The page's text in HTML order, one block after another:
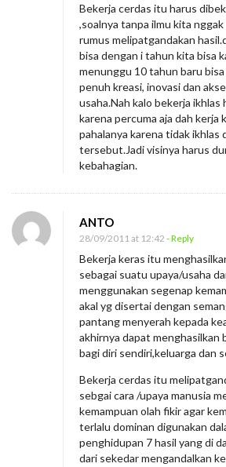
Bekerja cerdas itu harus
,soalnya tanpa ilmu kita
rumus melipatgandakan
bisa dengan i tahun kita bisa
menunggu 10 tahun baru
penuh kreasi, inovasi dan
usaha.Nah kalo bekerja ikhlas
karena percuma aja dah kerja
pahalanya karena tidak ikhlas
tersebut.Jadi visinya harus
kebahagian.
ANTO
28/09/2011 at 12:42 - Reply
Bekerja keras itu
sebagai suatu upaya/usaha
menggunakan segenap
akal yg disertai dengan
pantang menyerah kepada
akhirnya dapat menghasilkan
bagi diri sendiri,keluarga dan
Bekerja cerdas itu
sebgai cara /upaya manusia
kemampuan olah fikir agar
terlalu dominan digunakan
penghidupan 7 hasil yang di
dari sekedar mengandalkan